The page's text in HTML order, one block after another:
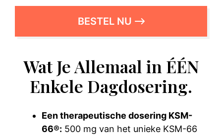
BESTEL NU
Wat Je Allemaal in ÉÉN
Enkele Dagdosering.
Een therapeutische dosering KSM-
66®: 500 mg van het unieke KSM-66